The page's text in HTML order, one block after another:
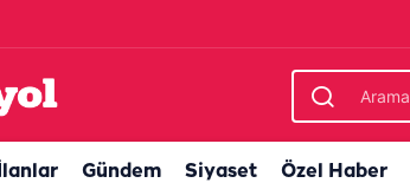
Gündem Siyaset Özel Haber